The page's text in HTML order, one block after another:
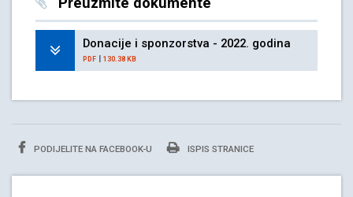
Donacije i sponzorstva - 2022. godina
PDF | 130.38 KB
PODIJELITE NA FACEBOOK-U ISPIS STRANICE